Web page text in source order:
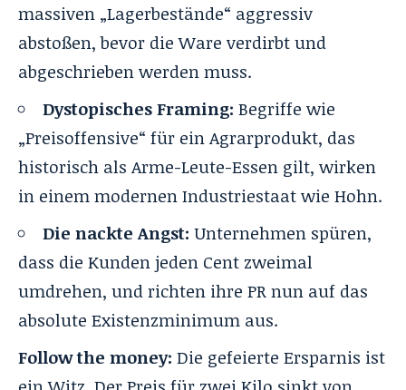
massiven „Lagerbestände“ aggressiv
abstoßen, bevor die Ware verdirbt und
abgeschrieben werden muss.
Dystopisches Framing: Begriffe wie
„Preisoffensive“ für ein Agrarprodukt, das
historisch als Arme-Leute-Essen gilt, wirken
in einem modernen Industriestaat wie Hohn.
Die nackte Angst: Unternehmen spüren,
dass die Kunden jeden Cent zweimal
umdrehen, und richten ihre PR nun auf das
absolute Existenzminimum aus.
Follow the money: Die gefeierte Ersparnis ist